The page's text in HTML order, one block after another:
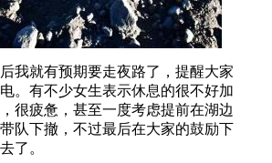
我就有预期要走夜路了，提醒大家
。有不少女生表示休息的很不好加
，很疲惫，甚至一度考虑提前在湖边
队下撤，不过最后在大家的鼓励下
了。